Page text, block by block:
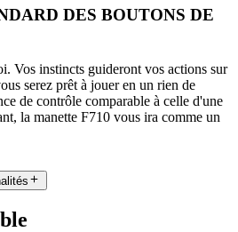
DES BOUTONS DE
Vos instincts guideront vos actions sur
serez prêt à jouer en un rien de
de contrôle comparable à celle d'une
la manette F710 vous ira comme un